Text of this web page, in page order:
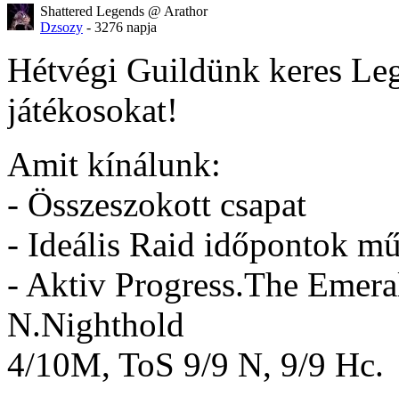
Shattered Legends @ Arathor
Dzsozy - 3276 napja
Hétvégi Guildünk keres
játékosokat!
Amit kínálunk:
- Összeszokott csapat
- Ideális Raid időpontok
- Aktiv Progress.The
N.Nighthold
4/10M, ToS 9/9 N, 9/9 Hc.